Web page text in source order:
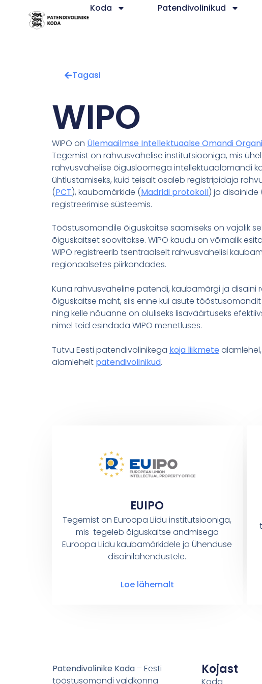
Koda Patendivolinikud
Tagasi
WIPO
WIPO on Ülemaailmse Intellektuaalse Omandi
Tegemist on rahvusvahelise institutsiooniga, mis
rahvusvahelise õigusloomega intellektuaalomandi
ühtlustamiseks, kuid teisalt osaleb registripidaja
(PCT), kaubamärkide (Madridi protokoll) ja disainide
registreerimise süsteemis.
Tööstusomandile õiguskaitse saamiseks on vajalik
õiguskaitset soovitakse. WIPO kaudu on võimalik
WIPO registreerib tsentraalselt rahvusvahelisi
regionaalsetes piirkondades.
Kuna rahvusvaheline patendi, kaubamärgi ja disaini
õiguskaitse maht, siis enne kui asute
ning kelle nõuanne on oluliseks lisaväärtuseks
nimel teid esindada WIPO menetluses.
Tutvu Eesti patendivolinikega koja liikmete
alamlehelt patendivolinikud.
EUIPO
Tegemist on Euroopa Liidu institutsiooniga,
mis tegeleb õiguskaitse andmisega
Euroopa Liidu kaubamärkidele ja Ühenduse
disainilahendustele.
Loe lähemalt
Patendivolinike Koda – Eesti
tööstusomandi valdkonna
Kojast
Koda